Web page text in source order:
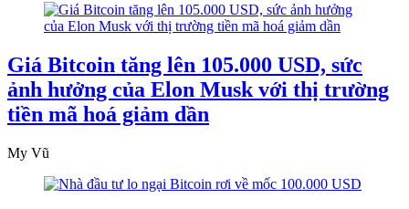
Giá Bitcoin tăng lên 105.000 USD, sức
ảnh hưởng của Elon Musk với thị trường
tiền mã hoá giảm dần
My Vũ